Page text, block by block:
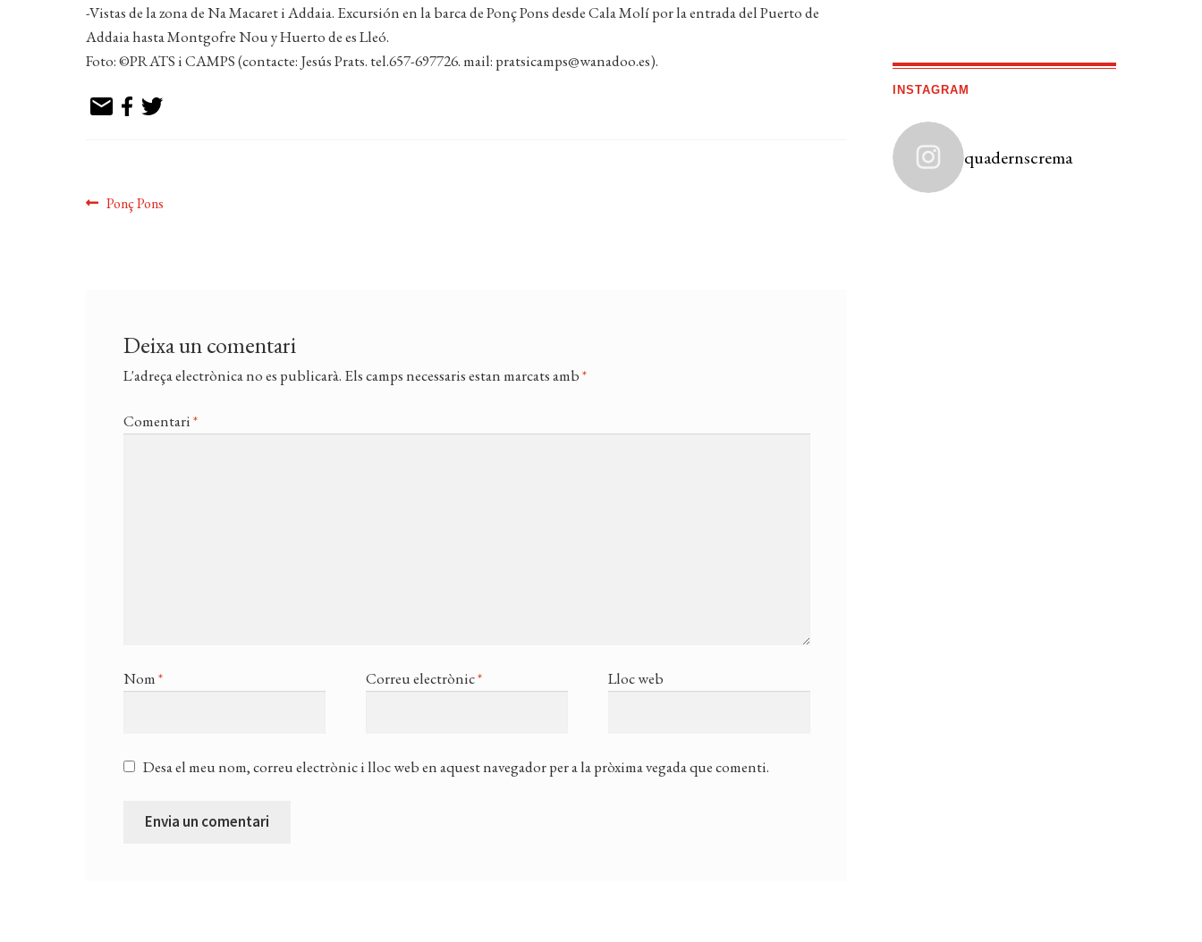
-Vistas de la zona de Na Macaret i Addaia. Excursión en la barca de Ponç Pons desde Cala Molí por la entrada del Puerto de
Addaia hasta Montgofre Nou y Huerto de es Lleó.
Foto: ©PRATS i CAMPS (contacte: Jesús Prats. tel.657-697726. mail: pratsicamps@wanadoo.es).
Navegació
Entrada
Ponç Pons
Deixa un comentari
L'adreça electrònica no es publicarà. Els camps necessaris estan marcats amb*
Comentari*
Nom* Correu electrònic* Lloc web
Desa el meu nom, correu electrònic i lloc web en aquest navegador per a la pròxima vegada que comenti.
INSTAGRAM
quadernscrema